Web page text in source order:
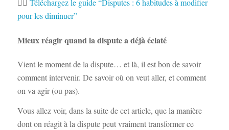
👉🏻 Téléchargez le guide “Disputes : 6 habitudes à modifier
pour les diminuer”
Mieux réagir quand la dispute a déjà éclaté
Vient le moment de la dispute… et là, il est bon de savoir
comment intervenir. De savoir où on veut aller, et comment
on va agir (ou pas).
Vous allez voir, dans la suite de cet article, que la manière
dont on réagit à la dispute peut vraiment transformer ce